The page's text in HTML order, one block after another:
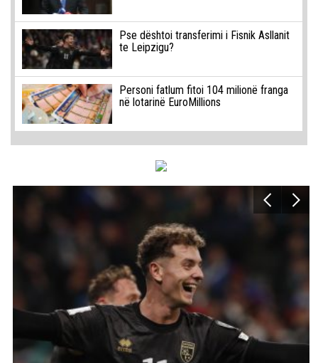
Pse dështoi transferimi i Fisnik Asllanit
te Leipzigu?
Personi fatlum fitoi 104 milionë franga
në lotarinë EuroMillions